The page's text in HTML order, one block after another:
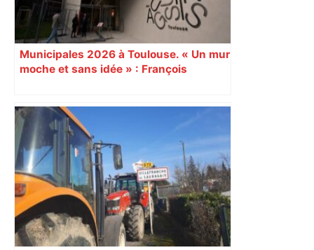
Municipales 2026 à Toulouse. « Un mur
moche et sans idée » : François
Augustins